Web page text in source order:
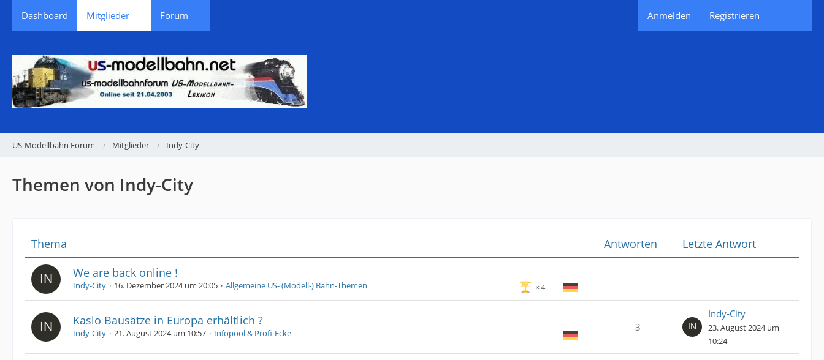
Dashboard Mitglieder Forum Anmelden Registrieren
US-Modellbahn Forum Mitglieder Indy-City
Themen von Indy-City
Thema Antworten
Letzte Antwort
We are back online !
4
Indy-City 16. Dezember 2024 um 20:05 Allgemeine US- (Modell-) Bahn-Themen
Kaslo Bausätze in Europa erhältlich ?
Indy-City 21. August 2024 um 10:57 Infopool & Profi-Ecke 3
Indy-City
23. August 2024 um
10:24